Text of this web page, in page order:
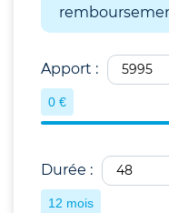
Apport :
0 €
Durée :
12 mois